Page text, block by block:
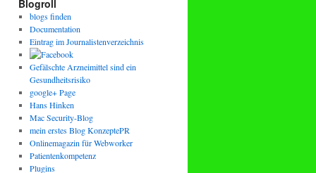
Blogroll
blogs finden
Documentation
Eintrag im Journalistenverzeichnis
Gefälschte Arzneimittel sind ein
Gesundheitsrisiko
google+ Page
Hans Hinken
Mac Security-Blog
mein erstes Blog KonzeptePR
Onlinemagazin für Webworker
Patientenkompetenz
Plugins